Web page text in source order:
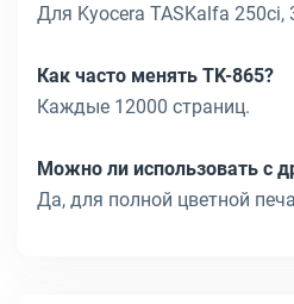
Для Kyocera TASKalfa 250ci,
Как часто менять TK-865?
Каждые 12000 страниц.
Можно ли использовать с
Да, для полной цветной